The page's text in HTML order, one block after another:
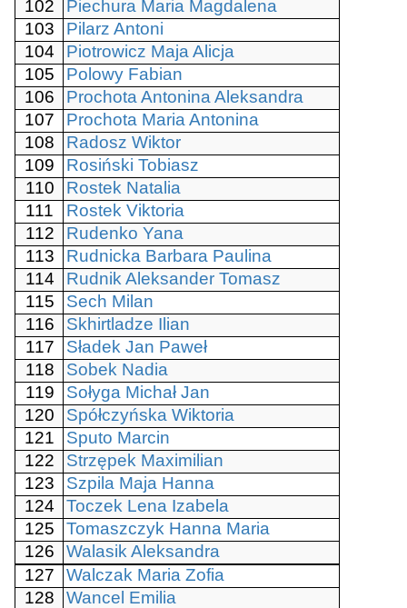
102
Piechura Maria Magdalena
103
Pilarz Antoni
104
Piotrowicz Maja Alicja
105
Polowy Fabian
106
Prochota Antonina Aleksandra
107
Prochota Maria Antonina
108
Radosz Wiktor
109
Rosiński Tobiasz
110
Rostek Natalia
111
Rostek Viktoria
112
Rudenko Yana
113
Rudnicka Barbara Paulina
114
Rudnik Aleksander Tomasz
115
Sech Milan
116
Skhirtladze Ilian
117
Sładek Jan Paweł
118
Sobek Nadia
119
Sołyga Michał Jan
120
Spółczyńska Wiktoria
121
Sputo Marcin
122
Strzępek Maximilian
123
Szpila Maja Hanna
124
Toczek Lena Izabela
125
Tomaszczyk Hanna Maria
126
Walasik Aleksandra
127
Walczak Maria Zofia
128
Wancel Emilia